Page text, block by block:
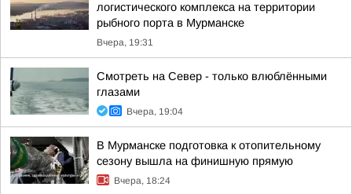
логистического комплекса на территории
рыбного порта в Мурманске
Вчера, 19:31
Смотреть на Север - только влюблёнными
глазами
Вчера, 19:04
В Мурманске подготовка к отопительному
сезону вышла на финишную прямую
Вчера, 18:24